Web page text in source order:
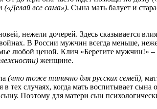
(«Делай все сама»). Сына мать балует и
нежели дочерей. Здесь сказывается
В России мужчин всегда меньше,
любой ценой. Клич «Берегите мужчин!» –
женщине.
(что тоже типично для русских семей),
тех случаях, когда мать воспитывает сына
Поэтому для матери сын